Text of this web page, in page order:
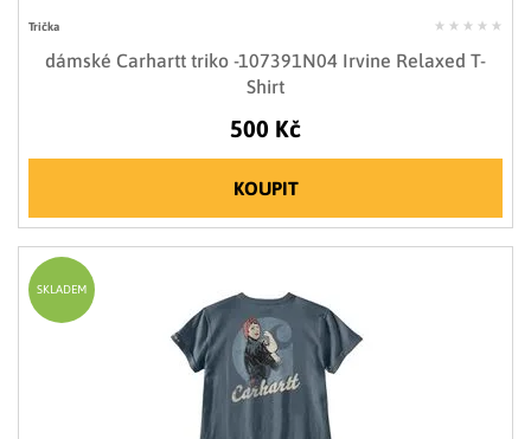
Trička
dámské Carhartt triko -107391N04 Irvine Relaxed T-
Shirt
500 Kč
KOUPIT
SKLADEM